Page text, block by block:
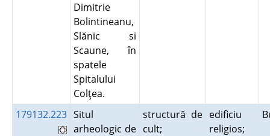
Dimitrie
Bolintineanu,
Slănic si
Scaune, în
spatele
Spitalului
Colţea.
179132.223 Situl
arheologic de
structură de
cult;
edificiu
religios;